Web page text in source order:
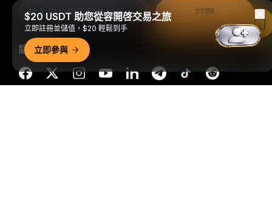
訂閱
關注我們
$20 USDT 助您從容開啓交易之旅
立即註冊並儲值，$20 輕鬆到手
立即參與
在 Bybit App 中閱讀